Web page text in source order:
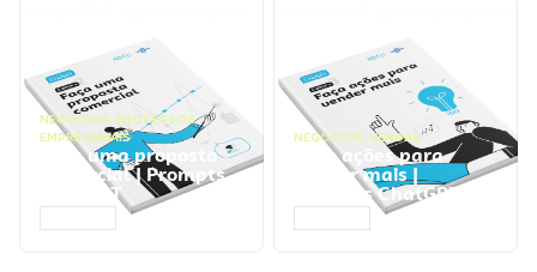
NEGÓCIOS, PROCESSOS
EMPRESARIAIS
Faça uma proposta
comercial | Prompts
ChatGPT
NEGÓCIOS, VENDAS
Faça ações para
vender mais |
Prompts ChatGPT